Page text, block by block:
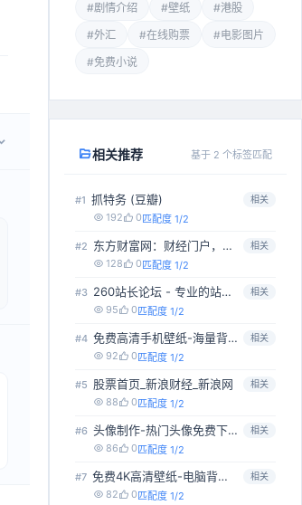
#剧情介绍 #壁纸
#港股
#外汇
#在线购票
#电影图片
#免费小说
相关推荐 基于 2 个标签匹配
#1 抓特务 (豆瓣) 相关
192 0匹配度 1/2
#2 东方财富网：财经门户，提供专业的财经、股票、... 相关
128 0匹配度 1/2
#3 260站长论坛 - 专业的站长学习交流平台 相关
95 0匹配度 1/2
#4 免费高清手机壁纸-海量背景图片-精美的壁纸网... 相关
92 0匹配度 1/2
#5 股票首页_新浪财经_新浪网 相关
88 0匹配度 1/2
#6 头像制作-热门头像免费下载-具有创意的头像网... 相关
86 0匹配度 1/2
#7 免费4K高清壁纸-电脑背景图片-Mac壁纸网... 相关
82 0匹配度 1/2